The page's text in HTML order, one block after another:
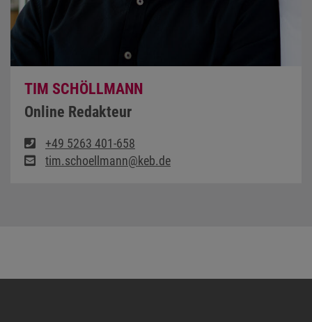
TIM SCHÖLLMANN
Online Redakteur
+49 5263 401-658
tim.schoellmann@keb.de